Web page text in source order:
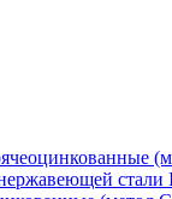
стали